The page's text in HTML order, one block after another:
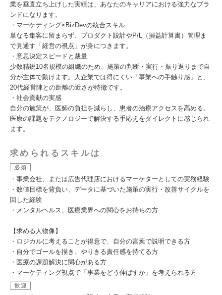
業を垂直立ち上げした実績は、あなたのキャリアにおける強力なブラ
ンドになります。
・マーケティング×BizDevの統合スキル
単なる集客に留まらず、プロダクト設計やP/L（損益計算書）管理ま
で見通す「経営の視点」が身につきます。
・意思決定スピードと裁量
少数精鋭10名規模の組織のため、施策の判断・実行・振り返りまで自
分が主体で動けます。大企業では得にくい「事業への手触り感」と、
20代経営陣との距離の近さが特徴です。
・社会貢献の実感
自分の施策が、医師の負担を減らし、患者の治療アクセスを高める。
医療の課題をテクノロジーで解決する手応えをダイレクトに感じられ
ます。
求められるスキルは
必須
・事業会社、または広告代理店におけるマーケターとしての実務経験
・数値目標を背負い、データに基づいた施策の実行・改善サイクルを
回した経験
・メンタルヘルス、医療業界への関心をお持ちの方
【求める人物像】
・ロジカルに考えることが得意で、自分の言葉で説明できる方
・自分でゴールを描き、やりきる責任感を持てる方
・医療の課題解決に関心がある方
・マーケティング視点で「事業をどう伸ばすか」を考えられる方
歓迎